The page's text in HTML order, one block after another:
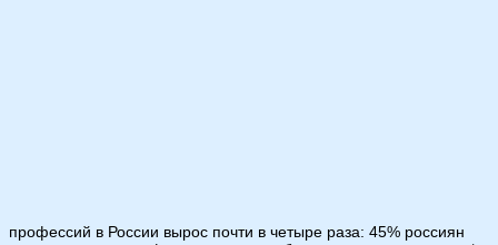
профессий в России вырос почти в четыре раза: 45% россиян